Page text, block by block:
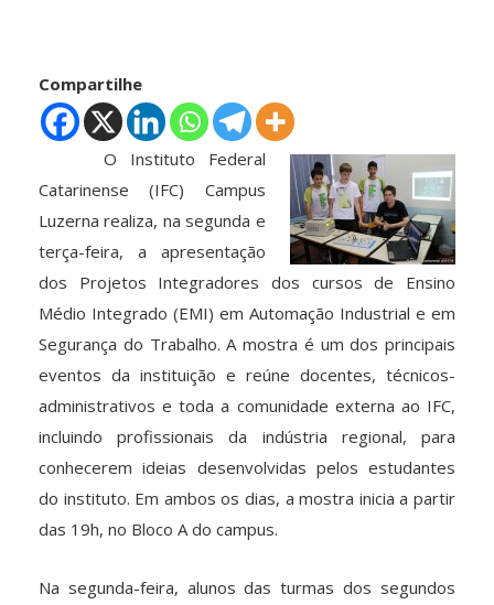
Compartilhe
O Instituto Federal
Catarinense (IFC) Campus
Luzerna realiza, na segunda e
terça-feira, a apresentação
dos Projetos Integradores dos cursos de Ensino
Médio Integrado (EMI) em Automação Industrial e em
Segurança do Trabalho. A mostra é um dos principais
eventos da instituição e reúne docentes, técnicos-
administrativos e toda a comunidade externa ao IFC,
incluindo profissionais da indústria regional, para
conhecerem ideias desenvolvidas pelos estudantes
do instituto. Em ambos os dias, a mostra inicia a partir
das 19h, no Bloco A do campus.
Na segunda-feira, alunos das turmas dos segundos